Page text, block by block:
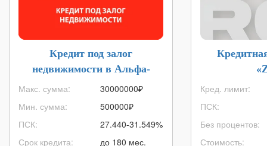
Кредит под залог
недвижимости в Альфа-
Банке
Макс. сумма:
Мин. сумма:
ПСК:
Срок кредита:
30000000₽
500000₽
27.440-31.549%
до 180 мес.
Кред. лимит:
ПСК:
Без процентов:
Стоимость: